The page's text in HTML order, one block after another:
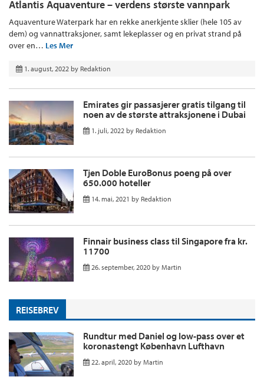
Atlantis Aquaventure – verdens største vannpark
Aquaventure Waterpark har en rekke anerkjente sklier (hele 105 av
dem) og vannattraksjoner, samt lekeplasser og en privat strand på
over en… Les Mer
1. august, 2022 by Redaktion
Emirates gir passasjerer gratis tilgang til
noen av de største attraksjonene i Dubai
1. juli, 2022 by Redaktion
Tjen Doble EuroBonus poeng på over
650.000 hoteller
14. mai, 2021 by Redaktion
Finnair business class til Singapore fra kr.
11700
26. september, 2020 by Martin
REISEBREV
Rundtur med Daniel og low-pass over et
koronastengt København Lufthavn
22. april, 2020 by Martin